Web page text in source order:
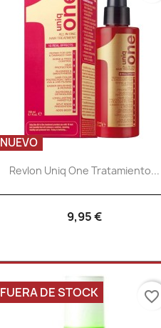
Revlon Uniq One Tratamiento...
9,95 €
NUEVO
FUERA DE STOCK favorite_border